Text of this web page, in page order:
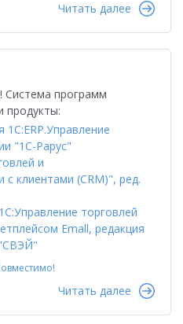
Читать далее
программ
продукты:
1С:ERP.Управление
"1C-Рарус"
и
клиентами (CRM)", ред.
торговлей
Emall, редакция
Читать далее